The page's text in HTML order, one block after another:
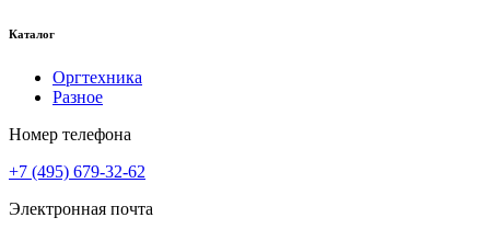
Каталог
Оргтехника
Разное
Номер телефона
+7 (495) 679-32-62
Электронная почта